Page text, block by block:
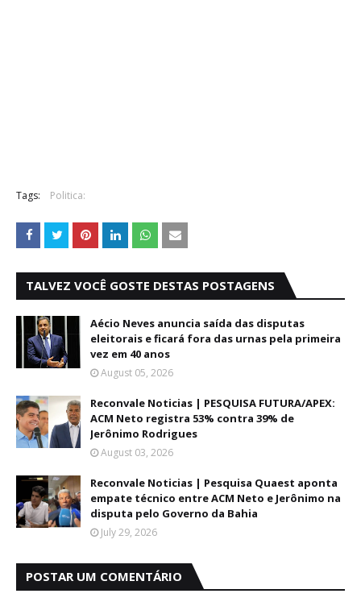
Tags: Politica:
TALVEZ VOCÊ GOSTE DESTAS POSTAGENS
Aécio Neves anuncia saída das disputas
eleitorais e ficará fora das urnas pela primeira
vez em 40 anos
August 05, 2026
Reconvale Noticias | PESQUISA FUTURA/APEX:
ACM Neto registra 53% contra 39% de
Jerônimo Rodrigues
August 03, 2026
Reconvale Noticias | Pesquisa Quaest aponta
empate técnico entre ACM Neto e Jerônimo na
disputa pelo Governo da Bahia
July 29, 2026
POSTAR UM COMENTÁRIO